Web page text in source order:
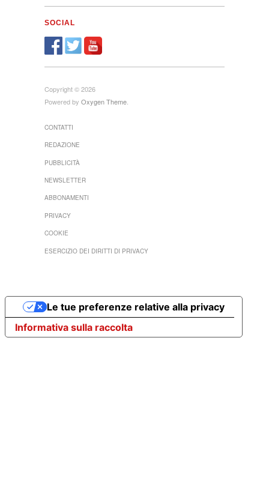
SOCIAL
Copyright © 2026
Powered by Oxygen Theme
CONTATTI
REDAZIONE
PUBBLICITÀ
NEWSLETTER
ABBONAMENTI
PRIVACY
COOKIE
ESERCIZIO DEI DIRITTI DI PRIVACY
Informativa sulla raccolta
Le tue preferenze relative alla privacy